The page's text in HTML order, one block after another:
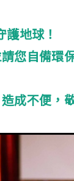
地球！
您自備環
成不便，